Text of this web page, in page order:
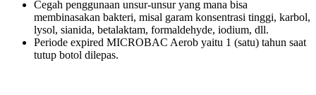
Cegah penggunaan unsur-unsur yang mana bisa
membinasakan bakteri, misal garam konsentrasi tinggi, karbol,
lysol, sianida, betalaktam, formaldehyde, iodium, dll.
Periode expired MICROBAC Aerob yaitu 1 (satu) tahun saat
tutup botol dilepas.